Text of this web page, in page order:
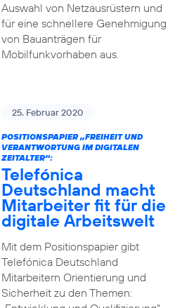
Auswahl von Netzausrüstern und
für eine schnellere Genehmigung
von Bauanträgen für
Mobilfunkvorhaben aus.
25. Februar 2020
POSITIONSPAPIER „FREIHEIT UND
VERANTWORTUNG IM DIGITALEN
ZEITALTER“:
Telefónica
Deutschland macht
Mitarbeiter fit für die
digitale Arbeitswelt
Mit dem Positionspapier gibt
Telefónica Deutschland
Mitarbeitern Orientierung und
Sicherheit zu den Themen: